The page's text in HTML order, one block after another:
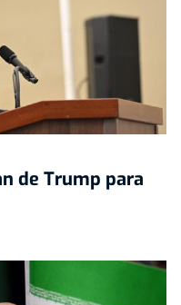
de Trump para